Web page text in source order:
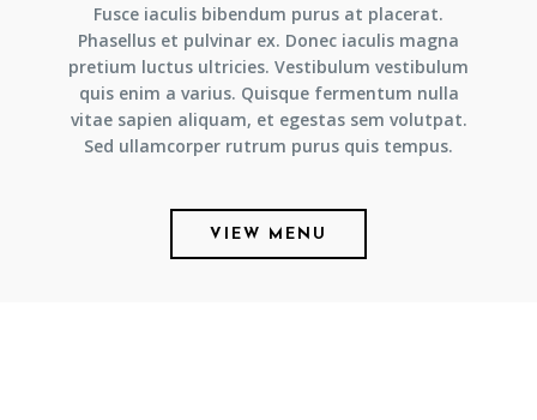
Fusce iaculis bibendum purus at placerat.
Phasellus et pulvinar ex. Donec iaculis magna
pretium luctus ultricies. Vestibulum vestibulum
quis enim a varius. Quisque fermentum nulla
vitae sapien aliquam, et egestas sem volutpat.
Sed ullamcorper rutrum purus quis tempus.
VIEW MENU